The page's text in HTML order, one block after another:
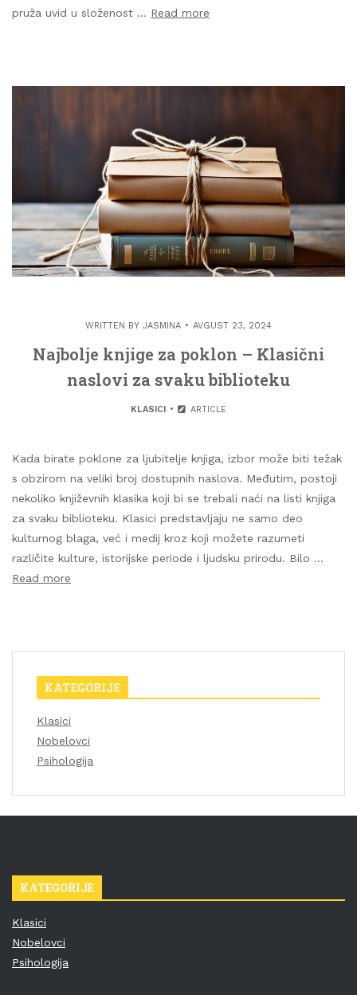
pruža uvid u složenost … Read more
WRITTEN BY JASMINA AVGUST 23, 2024
Najbolje knjige za poklon – Klasični
naslovi za svaku biblioteku
KLASICI ARTICLE
Kada birate poklone za ljubitelje knjiga, izbor može biti težak
s obzirom na veliki broj dostupnih naslova. Međutim, postoji
nekoliko književnih klasika koji bi se trebali naći na listi knjiga
za svaku biblioteku. Klasici predstavljaju ne samo deo
kulturnog blaga, već i medij kroz koji možete razumeti
različite kulture, istorijske periode i ljudsku prirodu. Bilo …
Read more
KATEGORIJE
Klasici
Nobelovci
Psihologija
KATEGORIJE
Klasici
Nobelovci
Psihologija